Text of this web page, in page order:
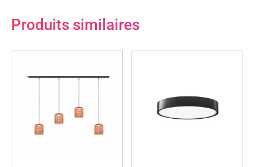
Produits similaires